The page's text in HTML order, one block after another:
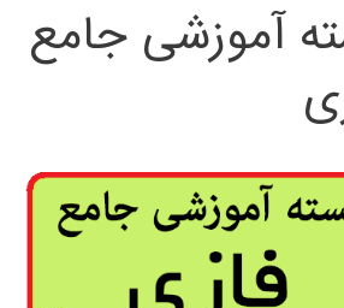
آموزشی جامع